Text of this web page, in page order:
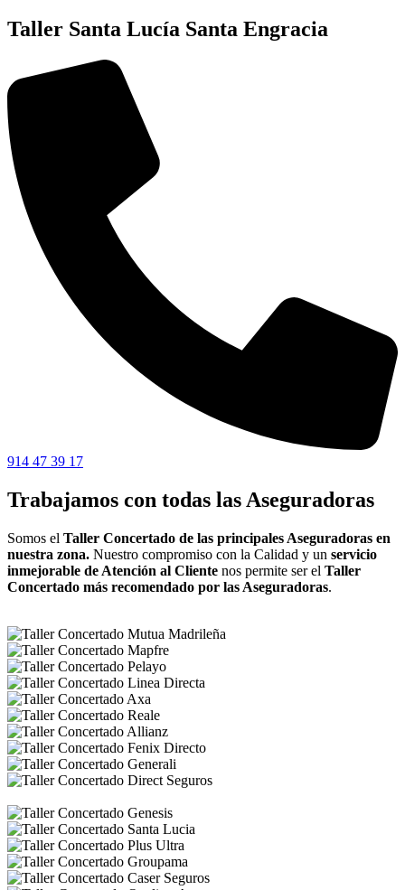
Taller Santa Lucía Santa Engracia
914 47 39 17
Trabajamos con todas las Aseguradoras
Somos el Taller Concertado de las principales Aseguradoras en
nuestra zona. Nuestro compromiso con la Calidad y un servicio
inmejorable de Atención al Cliente nos permite ser el Taller
Concertado más recomendado por las Aseguradoras.